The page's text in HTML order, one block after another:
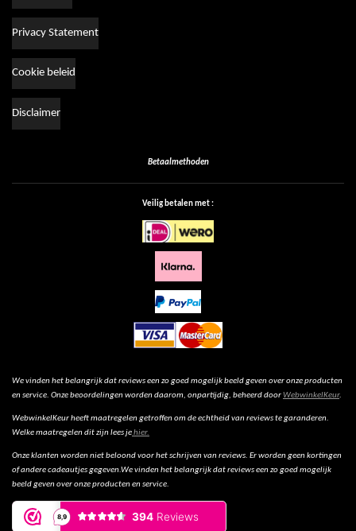
Privacy Statement
Cookie beleid
Disclaimer
Betaalmethoden
Veilig betalen met :
We vinden het belangrijk dat reviews een zo goed mogelijk beeld geven over onze producten
en service. Onze beoordelingen worden daarom, onpartijdig, beheerd doorWebwinkelKeur.
WebwinkelKeur heeft maatregelen getroffen om de echtheid van reviews te garanderen.
Welke maatregelen dit zijn lees jehier.
Onze klanten worden niet beloond voor het schrijven van reviews. Er worden geen kortingen
of andere cadeautjes gegeven.We vinden het belangrijk dat reviews een zo goed mogelijk
beeld geven over onze producten en service.